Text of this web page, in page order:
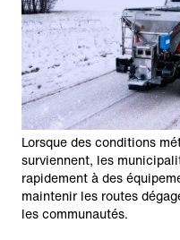
Lorsque des conditions
surviennent, les
rapidement à des
maintenir les routes
les communautés.